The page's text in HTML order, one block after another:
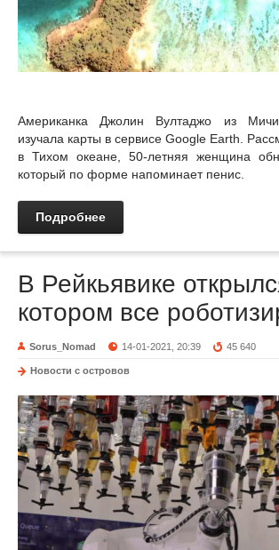
Американка Джолин Вултаджо из
изучала карты в сервисе Google Earth.
в Тихом океане, 50-летняя женщина
который по форме напоминает пенис.
Подробнее
В Рейкьявике
котором все
Sorus_Nomad 14-01-2021, 20:39 45 640
Новости с островов